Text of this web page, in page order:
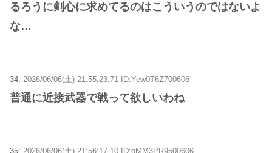
るろうに剣心に求めてるのはこういうのではないよ
な…
34: 2026/06/06(土) 21:55:23.71 ID:Yew0T6Z700606
普通に近接武器で戦って欲しいわね
35: 2026/06/06(土) 21:56:17.10 ID:oMM3PR9500606